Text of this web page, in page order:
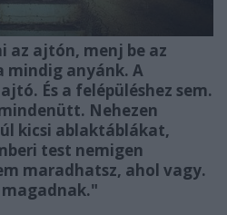
az ajtón, menj be az
anyánk. A
És a felépüléshez sem.
Nehezen
kicsi ablaktáblákat,
test nemigen
maradhatsz, ahol vagy.